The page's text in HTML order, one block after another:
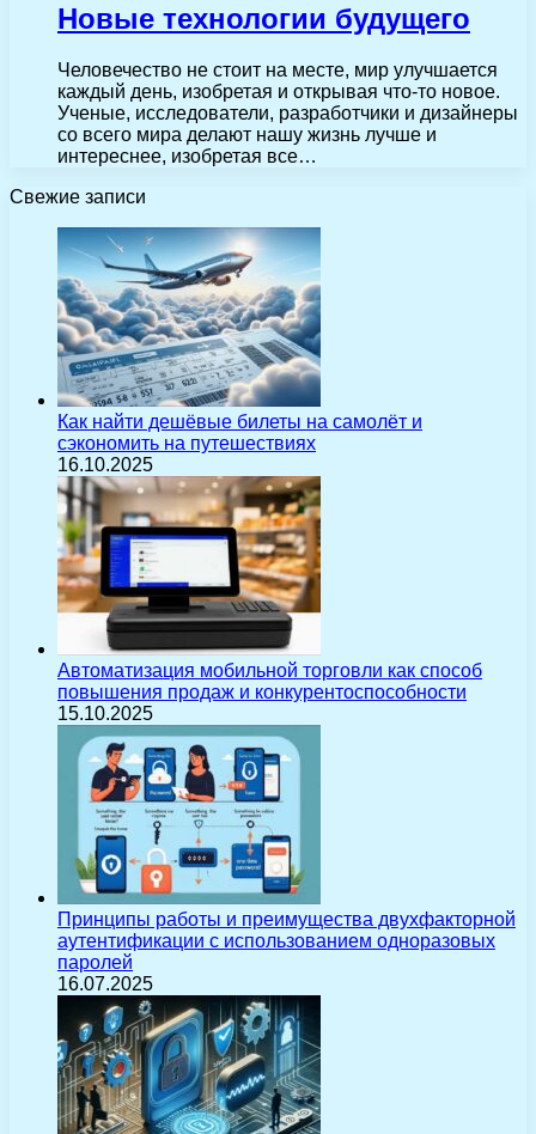
Новые технологии будущего
Человечество не стоит на месте, мир улучшается
каждый день, изобретая и открывая что-то новое.
Ученые, исследователи, разработчики и дизайнеры
со всего мира делают нашу жизнь лучше и
интереснее, изобретая все…
Свежие записи
Как найти дешёвые билеты на самолёт и
сэкономить на путешествиях
16.10.2025
Автоматизация мобильной торговли как способ
повышения продаж и конкурентоспособности
15.10.2025
Принципы работы и преимущества двухфакторной
аутентификации с использованием одноразовых
паролей
16.07.2025